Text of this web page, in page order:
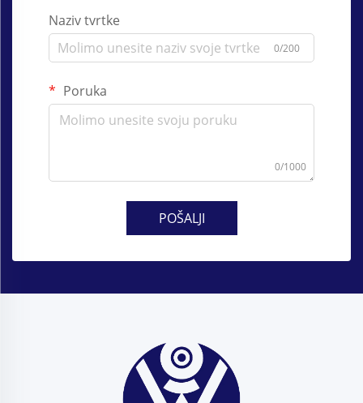
Naziv tvrtke
0/200
Poruka
0/1000
POŠALJI